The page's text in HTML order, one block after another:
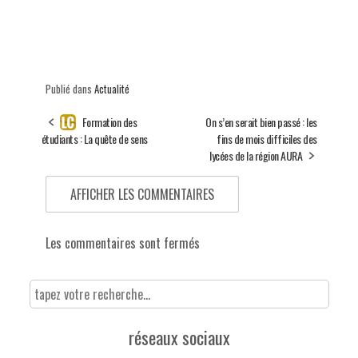
Publié dans Actualité
Formation des
étudiants : La quête de sens
On s’en serait bien passé : les
fins de mois difficiles des
lycées de la région AURA
AFFICHER LES COMMENTAIRES
Les commentaires sont fermés
réseaux sociaux